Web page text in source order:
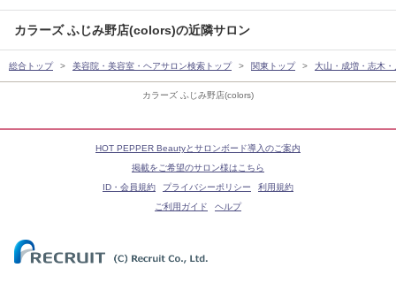
カラーズ ふじみ野店(colors)
カラーズ ふじみ野店(colors)の近隣サロン
総合トップ 美容院・美容室・ヘアサロン検索トップ 関東トップ 大山・成増・志木
HOT PEPPER Beautyとサロンボード導入のご案内
掲載をご希望のサロン様はこちら
ID・会員規約
プライバシーポリシー
利用規約
ご利用ガイド
ヘルプ